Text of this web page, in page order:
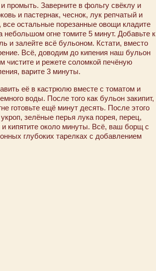
промыть. Заверните в фольгу свёклу и
и пастернак, чеснок, лук репчатый и
все остальные порезанные овощи кладите
огне томите 5 минут. Добавьте к
и залейте всё бульоном. Кстати, вместо
Всё, доводим до кипения наш бульон
чистите и режете соломкой печёную
варите 3 минуты.
её в кастрюлю вместе с томатом и
воды. После того как бульон закипит,
готовьте ещё минут десять. После этого
зелёные перья лука порея, перец,
кипятите около минуты. Всё, ваш борщ с
глубоких тарелках с добавлением